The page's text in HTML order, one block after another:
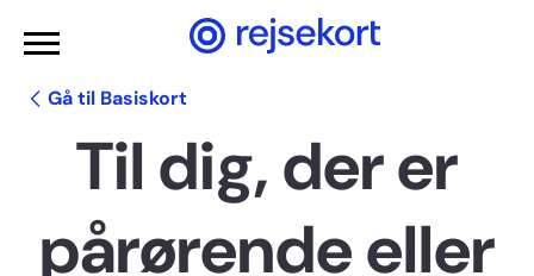
Gå til hovedindhold
Gå til Basiskort
Til dig, der er
pårørende eller